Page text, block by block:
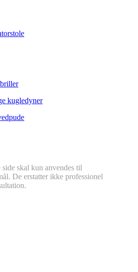
kugledyner
skal kun anvendes til
De erstatter ikke professionel